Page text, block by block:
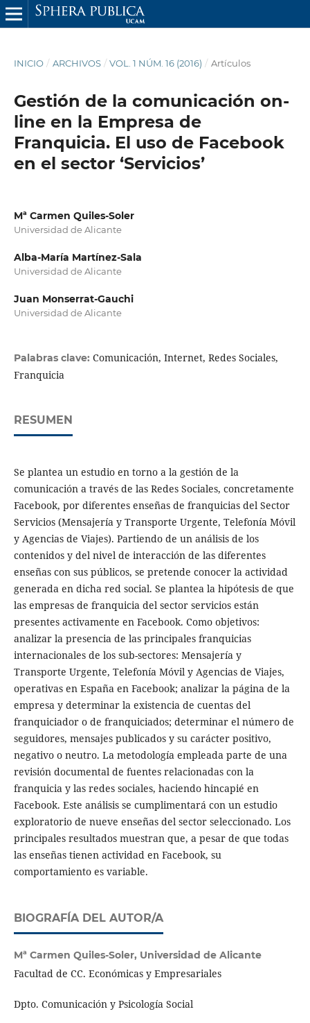
INICIO / ARCHIVOS / VOL. 1 NÚM. 16 (2016) / Artículos
Gestión de la comunicación on-
line en la Empresa de
Franquicia. El uso de Facebook
en el sector ‘Servicios’
Mª Carmen Quiles-Soler
Universidad de Alicante
Alba-María Martínez-Sala
Universidad de Alicante
Juan Monserrat-Gauchi
Universidad de Alicante
Palabras clave: Comunicación, Internet, Redes Sociales,
Franquicia
RESUMEN
Se plantea un estudio en torno a la gestión de la
comunicación a través de las Redes Sociales, concretamente
Facebook, por diferentes enseñas de franquicias del Sector
Servicios (Mensajería y Transporte Urgente, Telefonía Móvil
y Agencias de Viajes). Partiendo de un análisis de los
contenidos y del nivel de interacción de las diferentes
enseñas con sus públicos, se pretende conocer la actividad
generada en dicha red social. Se plantea la hipótesis de que
las empresas de franquicia del sector servicios están
presentes activamente en Facebook. Como objetivos:
analizar la presencia de las principales franquicias
internacionales de los sub-sectores: Mensajería y
Transporte Urgente, Telefonía Móvil y Agencias de Viajes,
operativas en España en Facebook; analizar la página de la
empresa y determinar la existencia de cuentas del
franquiciador o de franquiciados; determinar el número de
seguidores, mensajes publicados y su carácter positivo,
negativo o neutro. La metodología empleada parte de una
revisión documental de fuentes relacionadas con la
franquicia y las redes sociales, haciendo hincapié en
Facebook. Este análisis se cumplimentará con un estudio
exploratorio de nueve enseñas del sector seleccionado. Los
principales resultados muestran que, a pesar de que todas
las enseñas tienen actividad en Facebook, su
comportamiento es variable.
BIOGRAFÍA DEL AUTOR/A
Mª Carmen Quiles-Soler, Universidad de Alicante
Facultad de CC. Económicas y Empresariales
Dpto. Comunicación y Psicología Social